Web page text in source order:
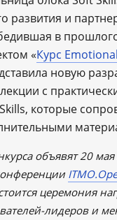
развития и
в
«Курс
новую
с
которые
объявят 20
церемония
лидеров и